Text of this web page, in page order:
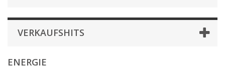
VERKAUFSHITS
ENERGIE